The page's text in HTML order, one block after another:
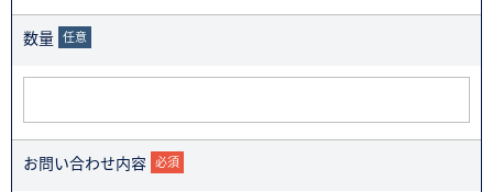
数量 任意
お問い合わせ内容 必須